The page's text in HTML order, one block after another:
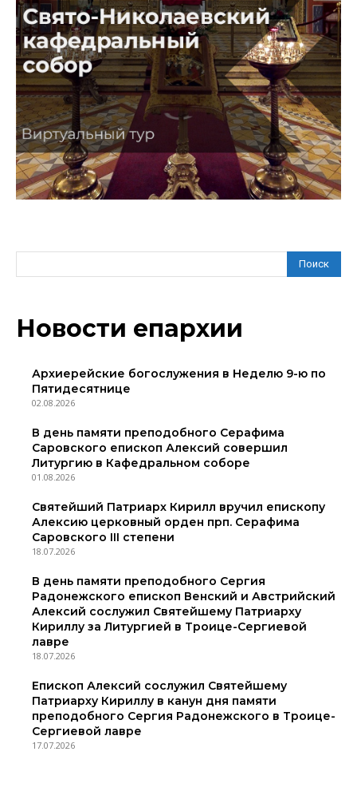
Поиск
Новости епархии
Архиерейские богослужения в Неделю 9-ю по
Пятидесятнице
02.08.2026
В день памяти преподобного Серафима
Саровского епископ Алексий совершил
Литургию в Кафедральном соборе
01.08.2026
Святейший Патриарх Кирилл вручил епископу
Алексию церковный орден прп. Серафима
Саровского III степени
18.07.2026
В день памяти преподобного Сергия
Радонежского епископ Венский и Австрийский
Алексий сослужил Святейшему Патриарху
Кириллу за Литургией в Троице-Сергиевой
лавре
18.07.2026
Епископ Алексий сослужил Святейшему
Патриарху Кириллу в канун дня памяти
преподобного Сергия Радонежского в Троице-
Сергиевой лавре
17.07.2026